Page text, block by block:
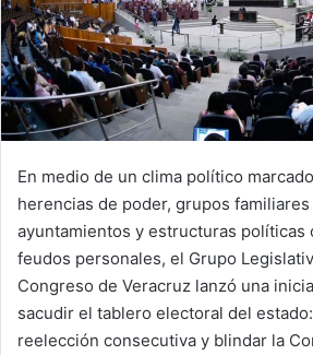
En medio de un clima político
herencias de poder, grupos
ayuntamientos y estructuras políticas
feudos personales, el Grupo
Congreso de Veracruz lanzó una
sacudir el tablero electoral del
reelección consecutiva y blindar la